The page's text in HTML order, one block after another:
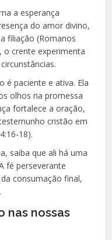
a esperança
do amor divino,
filiação (Romanos
o crente experimenta
é paciente e ativa. Ela
olhos na promessa
fortalece a oração,
cristão em
18).
saiba que ali há uma
fé perseverante
consumação final,
nas nossas